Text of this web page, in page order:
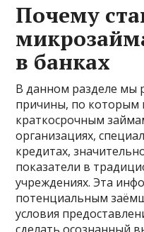
Почему
в банках
В данном разделе мы
причины, по которым
краткосрочным
организациях,
кредитах,
показатели в
учреждениях. Эта
потенциальным
условия